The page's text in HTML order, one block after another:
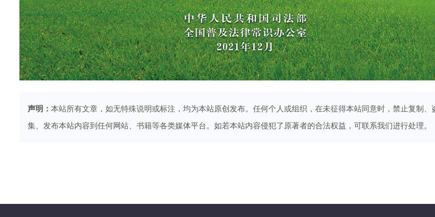
声明： 本站所有文章，如无特殊说明或标注，均为本站原创发布。任何个人或组织，在未征得本站同意时，禁止复制、
集、发布本站内容到任何网站、书籍等各类媒体平台。如若本站内容侵犯了原著者的合法权益，可联系我们进行处理。